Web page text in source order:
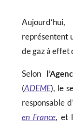
représentent
de gaz à effet
Selon
(ADEME), le
responsable
en France, et